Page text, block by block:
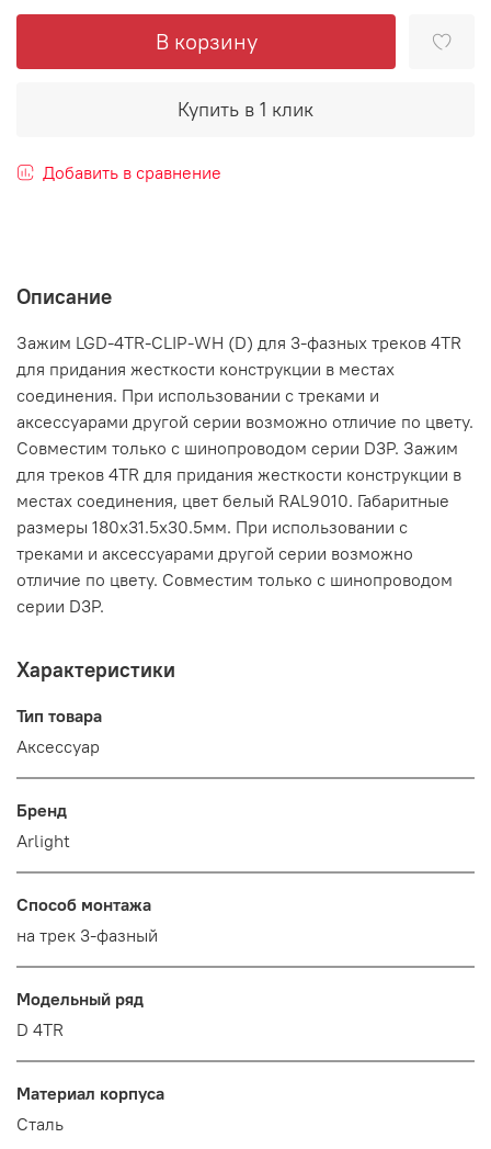
В корзину
Купить в 1 клик
Добавить в сравнение
Описание
Зажим LGD-4TR-CLIP-WH (D) для 3-фазных треков 4TR
для придания жесткости конструкции в местах
соединения. При использовании с треками и
аксессуарами другой серии возможно отличие по цвету.
Совместим только с шинопроводом серии D3P. Зажим
для треков 4TR для придания жесткости конструкции в
местах соединения, цвет белый RAL9010. Габаритные
размеры 180х31.5х30.5мм. При использовании с
треками и аксессуарами другой серии возможно
отличие по цвету. Совместим только с шинопроводом
серии D3P.
Характеристики
Тип товара
Аксессуар
Бренд
Arlight
Способ монтажа
на трек 3-фазный
Модельный ряд
D 4TR
Материал корпуса
Сталь